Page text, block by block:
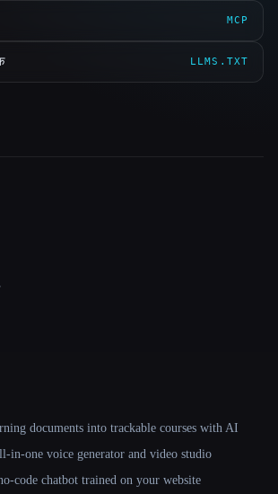
MCP
LLMS.TXT
documents into trackable courses with AI
in-one voice generator and video studio
code chatbot trained on your website